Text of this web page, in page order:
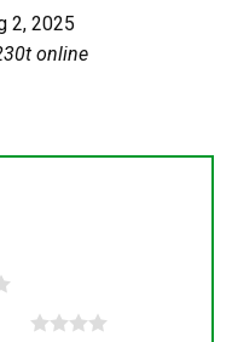
2, 2025
online